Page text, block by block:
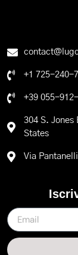
+1 725-240-
+39 055-
304 S. Jones
States
Via